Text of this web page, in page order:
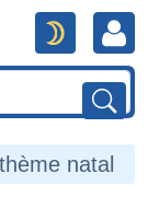
natal